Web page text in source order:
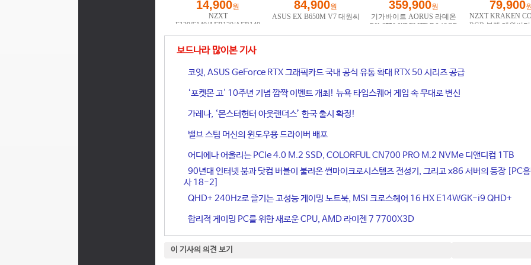
보드나라 많이본 기사
코잇, ASUS GeForce RTX 그래픽카드 국내 공식 유통 확대 RTX 50 시리즈 공급
‘포켓몬 고' 10주년 기념 깜짝 이벤트 개최! 뉴욕 타임스퀘어 게임 속 무대로 변신
가레나, ‘몬스터헌터 아웃랜더스’ 한국 출시 확정!
밸브 스팀 머신의 윈도우용 드라이버 배포
어디에나 어울리는 PCIe 4.0 M.2 SSD, COLORFUL CN700 PRO M.2 NVMe 디앤디컴 1TB
90년대 인터넷 붐과 닷컴 버블이 불러온 썬마이크로시스템즈 전성기, 그리고 x86 서버의 등장 [PC
사 18-2]
QHD+ 240Hz로 즐기는 고성능 게이밍 노트북, MSI 크로스헤어 16 HX E14WGK-i9 QHD+
합리적 게이밍 PC를 위한 새로운 CPU, AMD 라이젠 7 7700X3D
이 기사의 의견 보기